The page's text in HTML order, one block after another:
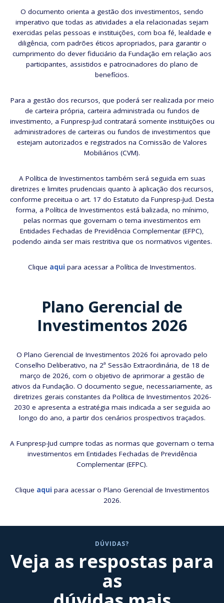
O documento orienta a gestão dos investimentos, sendo
imperativo que todas as atividades a ela relacionadas sejam
exercidas pelas pessoas e instituições, com boa fé, lealdade e
diligência, com padrões éticos apropriados, para garantir o
cumprimento do dever fiduciário da Fundação em relação aos
participantes, assistidos e patrocinadores do plano de
benefícios.
Para a gestão dos recursos, que poderá ser realizada por meio
de carteira própria, carteira administrada ou fundos de
investimento, a Funpresp-Jud contratará somente instituições ou
administradores de carteiras ou fundos de investimentos que
estejam autorizados e registrados na Comissão de Valores
Mobiliários (CVM).
A Política de Investimentos também será seguida em suas
diretrizes e limites prudenciais quanto à aplicação dos recursos,
conforme preceitua o art. 17 do Estatuto da Funpresp-Jud. Desta
forma, a Política de Investimentos está balizada, no mínimo,
pelas normas que governam o tema investimentos em
Entidades Fechadas de Previdência Complementar (EFPC),
podendo ainda ser mais restritiva que os normativos vigentes.
Clique aqui para acessar a Política de Investimentos.
Plano Gerencial de
Investimentos 2026
O Plano Gerencial de Investimentos 2026 foi aprovado pelo
Conselho Deliberativo, na 2ª Sessão Extraordinária, de 18 de
março de 2026, com o objetivo de aprimorar a gestão de
ativos da Fundação. O documento segue, necessariamente, as
diretrizes gerais constantes da Política de Investimentos 2026-
2030 e apresenta a estratégia mais indicada a ser seguida ao
longo do ano, a partir dos cenários prospectivos traçados.
A Funpresp-Jud cumpre todas as normas que governam o tema
investimentos em Entidades Fechadas de Previdência
Complementar (EFPC).
Clique aqui para acessar o Plano Gerencial de Investimentos
2026.
DÚVIDAS?
Veja as respostas para
as